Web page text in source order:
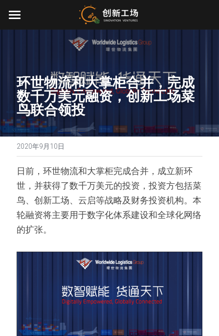
首页
最新动态
关于我们
团队介绍
创业服务
环境、社会与治理
联系我们
加入我们
零一万物
EN
环世物流和大掌柜合并，完成
数千万美元融资，创新工场菜
鸟联合领投
2020年9月10日
日前，环世物流和大掌柜完成合并，成立新环
世，并获得了数千万美元的投资，投资方包括菜
鸟、创新工场、云启等战略及财务投资机构。本
轮融资将主要用于数字化体系建设和全球化网络
的扩张。